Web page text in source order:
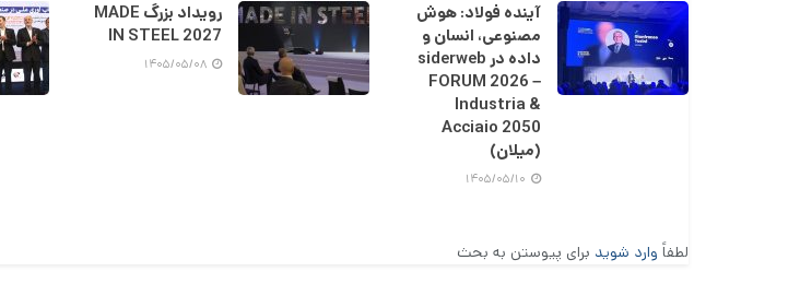
آینده فولاد: هوش
مصنوعی، انسان و
داده در siderweb
FORUM 2026 –
Industria &
Acciaio 2050
(میلان)
رویداد بزرگ MADE
IN STEEL 2027
۱۴۰۵/۰۵/۰۸
لطفاً وارد شوید برای پیوستن به بحث